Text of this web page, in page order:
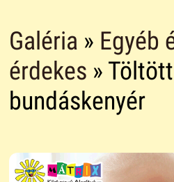
Galéria » Egyéb
érdekes » Töltött
bundáskenyér